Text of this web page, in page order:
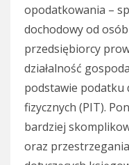
opodatkowania –
dochodowy od
przedsiębiorcy
działalność
podstawie podatku
fizycznych (PIT).
bardziej
oraz